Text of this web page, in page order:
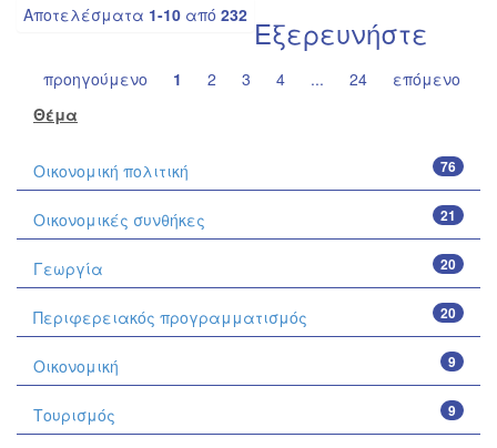
Αποτελέσματα 1-10 από 232
προηγούμενο 1 2 3 4 ... 24 επόμενο
Εξερευνήστε
Θέμα
76
Οικονομική πολιτική
21
Οικονομικές συνθήκες
20
Γεωργία
20
Περιφερειακός προγραμματισμός
9
Οικονομική
9
Τουρισμός